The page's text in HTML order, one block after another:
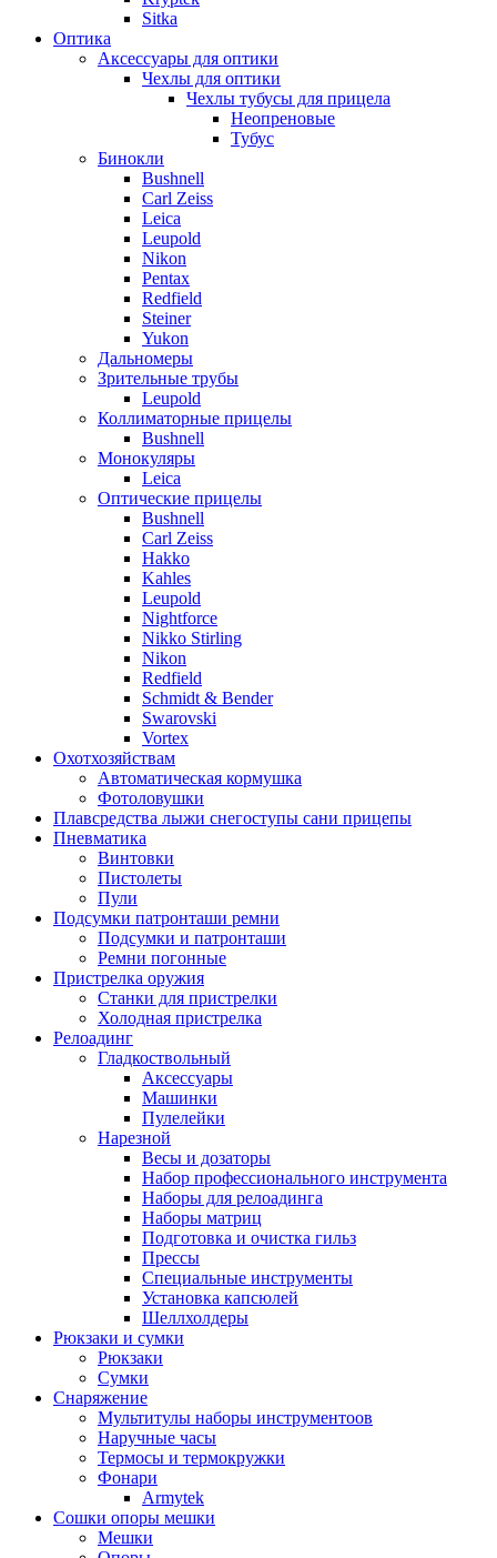
Sitka
Оптика
Аксессуары для оптики
Чехлы для оптики
Чехлы тубусы для прицела
Неопреновые
Тубус
Бинокли
Bushnell
Carl Zeiss
Leica
Leupold
Nikon
Pentax
Redfield
Steiner
Yukon
Дальномеры
Зрительные трубы
Leupold
Коллиматорные прицелы
Bushnell
Монокуляры
Leica
Оптические прицелы
Bushnell
Carl Zeiss
Hakko
Kahles
Leupold
Nightforce
Nikko Stirling
Nikon
Redfield
Schmidt & Bender
Swarovski
Vortex
Охотхозяйствам
Автоматическая кормушка
Фотоловушки
Плавсредства лыжи снегоступы сани прицепы
Пневматика
Винтовки
Пистолеты
Пули
Подсумки патронташи ремни
Подсумки и патронташи
Ремни погонные
Пристрелка оружия
Станки для пристрелки
Холодная пристрелка
Релоадинг
Гладкоствольный
Аксессуары
Машинки
Пулелейки
Нарезной
Весы и дозаторы
Набор профессионального инструмента
Наборы для релоадинга
Наборы матриц
Подготовка и очистка гильз
Прессы
Специальные инструменты
Установка капсюлей
Шеллхолдеры
Рюкзаки и сумки
Рюкзаки
Сумки
Снаряжение
Мультитулы наборы инструментоов
Наручные часы
Термосы и термокружки
Фонари
Armytek
Сошки опоры мешки
Мешки